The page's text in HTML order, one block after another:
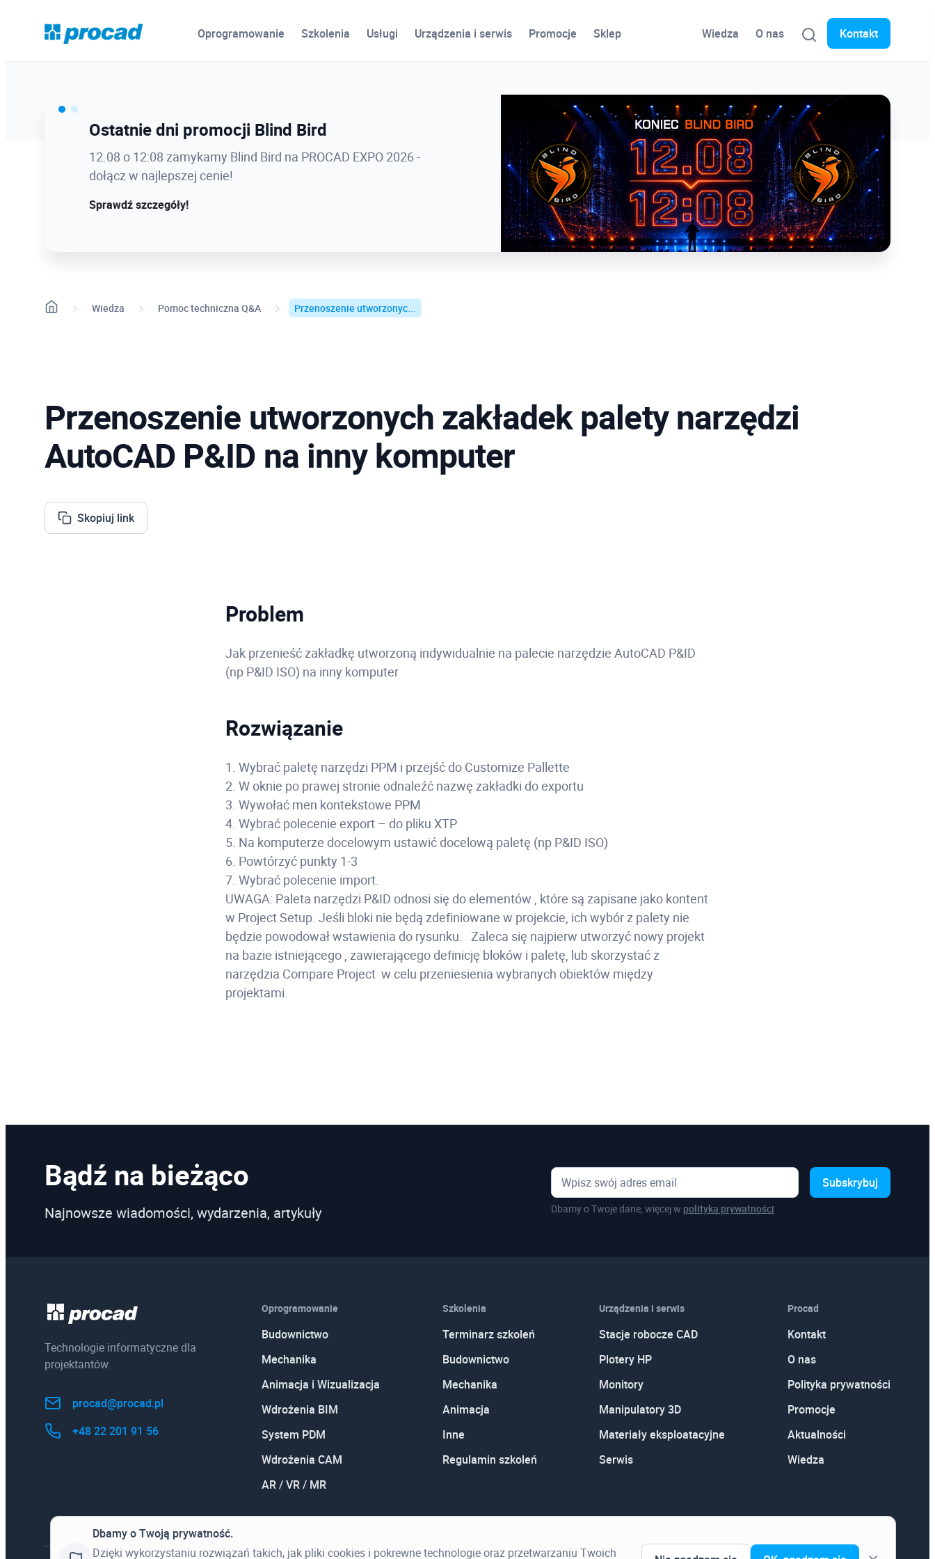
Oprogramowanie Szkolenia Usługi Urządzenia i serwis Promocje Sklep Wiedza O nas Kontakt
Ostatnie dni promocji Blind Bird
12.08 o 12:08 zamykamy Blind Bird na PROCAD EXPO 2026 -
dołącz w najlepszej cenie!
Sprawdź szczegóły!
Latem kursy CAD taniej nawet 400 zł.
Zapisz się do końca sierpnia z rabatem na szkolenia otwarte
stacjonarnie lub online!
Sprawdź dostępne terminy
Wiedza Pomoc techniczna Q&A Przenoszenie utworzonyc...
Przenoszenie utworzonych zakładek palety narzędzi
AutoCAD P&ID na inny komputer
Skopiuj link
Problem
Jak przenieść zakładkę utworzoną indywidualnie na palecie narzędzie AutoCAD P&ID
(np P&ID ISO) na inny komputer
Rozwiązanie
1. Wybrać paletę narzędzi PPM i przejść do Customize Pallette
2. W oknie po prawej stronie odnaleźć nazwę zakładki do exportu
3. Wywołać men kontekstowe PPM
4. Wybrać polecenie export – do pliku XTP
5. Na komputerze docelowym ustawić docelową paletę (np P&ID ISO)
6. Powtórzyć punkty 1-3
7. Wybrać polecenie import.
UWAGA: Paleta narzędzi P&ID odnosi się do elementów , które są zapisane jako kontent
w Project Setup. Jeśli bloki nie będą zdefiniowane w projekcie, ich wybór z palety nie
będzie powodował wstawienia do rysunku. Zaleca się najpierw utworzyć nowy projekt
na bazie istniejącego , zawierającego definicję bloków i paletę, lub skorzystać z
narzędzia Compare Project w celu przeniesienia wybranych obiektów między
projektami.
Bądź na bieżąco
Najnowsze wiadomości, wydarzenia, artykuły
Subskrybuj
Dbamy o Twoje dane, więcej w polityka prywatności
Technologie informatyczne dla
projektantów.
procad@procad.pl
+48 22 201 91 56
Oprogramowanie
Budownictwo
Mechanika
Animacja i Wizualizacja
Wdrożenia BIM
System PDM
Wdrożenia CAM
AR / VR / MR
Szkolenia
Terminarz szkoleń
Budownictwo
Mechanika
Animacja
Inne
Regulamin szkoleń
Urządzenia i serwis
Stacje robocze CAD
Plotery HP
Monitory
Manipulatory 3D
Materiały eksploatacyjne
Serwis
Procad
Kontakt
O nas
Polityka prywatności
Promocje
Aktualności
Wiedza
Dbamy o Twoją prywatność.
Dzięki wykorzystaniu rozwiązań takich, jak pliki cookies i pokrewne technologie oraz przetwarzaniu Twoich